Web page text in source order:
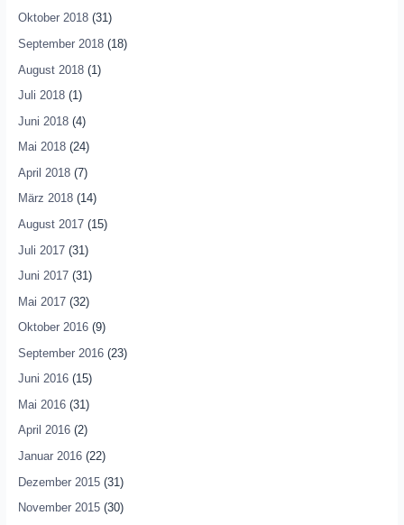
Oktober 2018(31)
September 2018(18)
August 2018(1)
Juli 2018(1)
Juni 2018(4)
Mai 2018(24)
April 2018(7)
März 2018(14)
August 2017(15)
Juli 2017(31)
Juni 2017(31)
Mai 2017(32)
Oktober 2016(9)
September 2016(23)
Juni 2016(15)
Mai 2016(31)
April 2016(2)
Januar 2016(22)
Dezember 2015(31)
November 2015(30)